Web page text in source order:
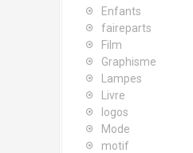
Enfants
faireparts
Film
Graphisme
Lampes
Livre
logos
Mode
motif